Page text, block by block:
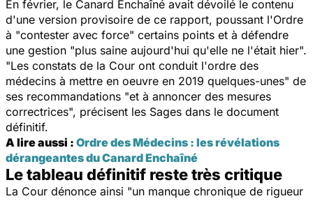
En février, le Canard Enchaîné avait dévoilé le contenu
d'une version provisoire de ce rapport, poussant l'Ordre
à "contester avec force" certains points et à défendre
une gestion "plus saine aujourd'hui qu'elle ne l'était hier".
"Les constats de la Cour ont conduit l'ordre des
médecins à mettre en oeuvre en 2019 quelques-unes" de
ses recommandations "et à annoncer des mesures
correctrices", précisent les Sages dans le document
définitif.
A lire aussi : Ordre des Médecins : les révélations
dérangeantes du Canard Enchaîné
Le tableau définitif reste très critique
La Cour dénonce ainsi "un manque chronique de rigueur